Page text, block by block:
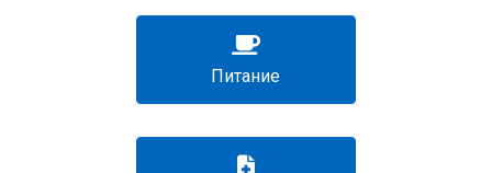
Питание